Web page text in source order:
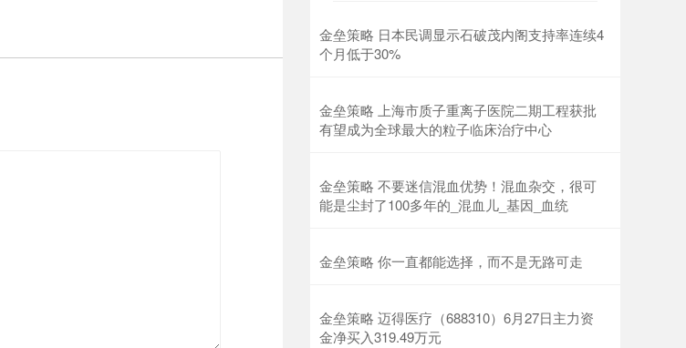
金垒策略 日本民调显示石破茂内阁支持率连续4
个月低于30%
金垒策略 上海市质子重离子医院二期工程获批
有望成为全球最大的粒子临床治疗中心
金垒策略 不要迷信混血优势！混血杂交，很可
能是尘封了100多年的_混血儿_基因_血统
金垒策略 你一直都能选择，而不是无路可走
金垒策略 迈得医疗（688310）6月27日主力资
金净买入319.49万元